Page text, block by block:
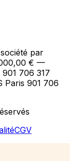
par
€ —
706 317
Paris 901 706
CGV